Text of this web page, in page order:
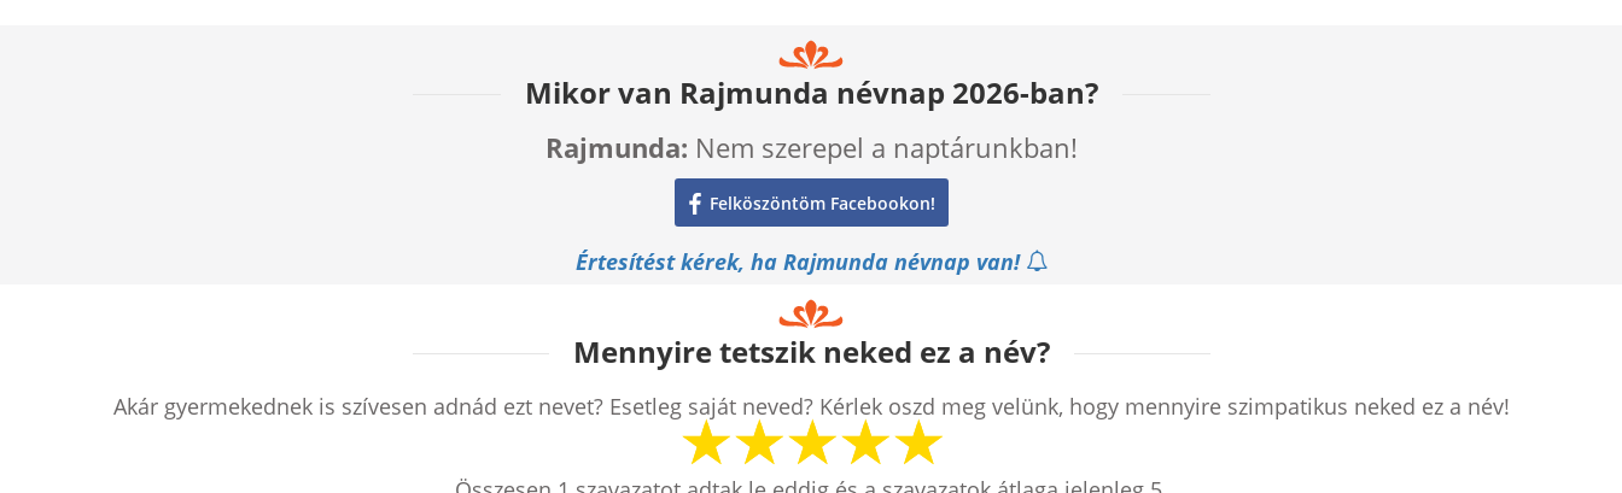
Mikor van Rajmunda névnap 2026-ban?
Rajmunda: Nem szerepel a naptárunkban!
Felköszöntöm Facebookon!
Értesítést kérek, ha Rajmunda névnap van!
Mennyire tetszik neked ez a név?
Akár gyermekednek is szívesen adnád ezt nevet? Esetleg saját neved? Kérlek oszd meg velünk, hogy mennyire szimpatikus neked ez a név!